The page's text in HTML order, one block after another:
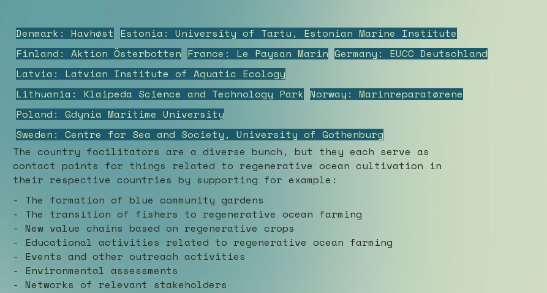
Denmark: Havhøst Estonia: University of Tartu, Estonian Marine Institute
Finland: Aktion Österbotten France: Le Paysan Marin Germany: EUCC Deutschland
Latvia: Latvian Institute of Aquatic Ecology
Lithuania: Klaipeda Science and Technology Park Norway: Marinreparatørene
Poland: Gdynia Maritime University
Sweden: Centre for Sea and Society, University of Gothenburg
The country facilitators are a diverse bunch, but they each serve as
contact points for things related to regenerative ocean cultivation in
their respective countries by supporting for example:
- The formation of blue community gardens
- The transition of fishers to regenerative ocean farming
- New value chains based on regenerative crops
- Educational activities related to regenerative ocean farming
- Events and other outreach activities
- Environmental assessments
- Networks of relevant stakeholders